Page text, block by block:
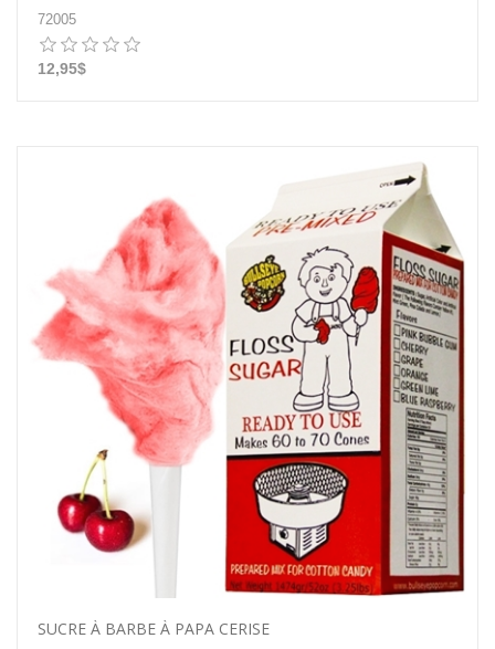
72005
12,95$
SUCRE À BARBE À PAPA CERISE